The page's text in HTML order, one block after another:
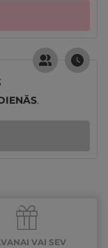
.
VAI SEV